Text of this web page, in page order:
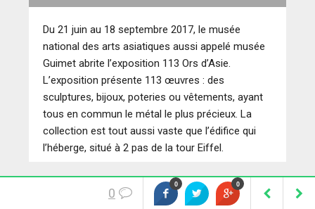
Du 21 juin au 18 septembre 2017, le musée
national des arts asiatiques aussi appelé musée
Guimet abrite l’exposition 113 Ors d’Asie.
L’exposition présente 113 œuvres : des
sculptures, bijoux, poteries ou vêtements, ayant
tous en commun le métal le plus précieux. La
collection est tout aussi vaste que l’édifice qui
l’héberge, situé à 2 pas de la tour Eiffel.
14 août
0 0
0